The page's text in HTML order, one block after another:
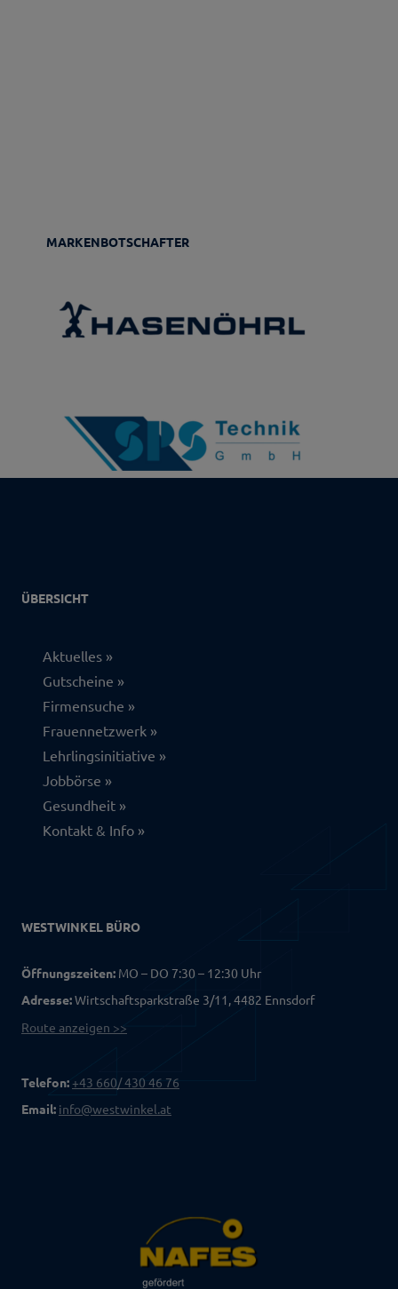
MARKENBOTSCHAFTER
ÜBERSICHT
Aktuelles
Gutscheine
Firmensuche
Frauennetzwerk
Lehrlingsinitiative
Jobbörse
Gesundheit
Kontakt & Info
WESTWINKEL BÜRO
Öffnungszeiten: MO – DO 7:30 – 12:30 Uhr
Adresse:Wirtschaftsparkstraße 3/11, 4482 Ennsdorf
Route anzeigen >>
Telefon: +43 660/ 430 46 76
Email: info@westwinkel.at